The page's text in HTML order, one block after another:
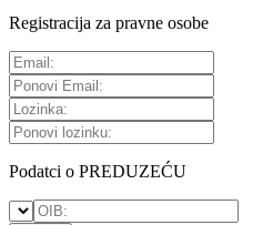
Registracija za pravne osobe
Podatci o PREDUZEĆU